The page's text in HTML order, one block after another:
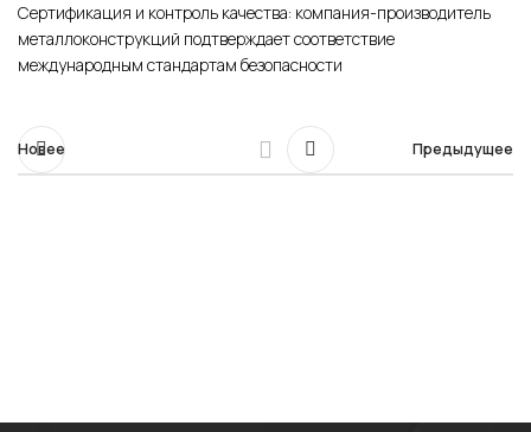
Сертификация и контроль качества: компания-производитель
металлоконструкций подтверждает соответствие
международным стандартам безопасности
Новее Предыдущее